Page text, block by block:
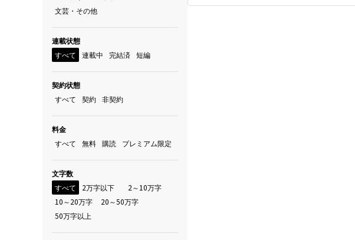
文芸・その他
連載状態
すべて
連載中 完結済 短編
契約状態
すべて
契約 非契約
料金
すべて
無料 購読 プレミアム限定
文字数
すべて
2万字以下
2～10万字
10～20万字
20～50万字
50万字以上